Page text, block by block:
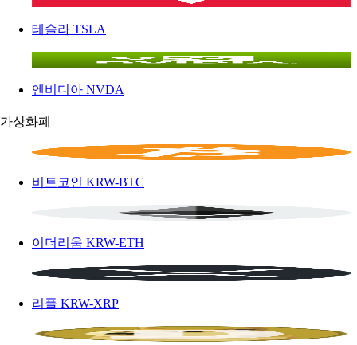
테슬라 TSLA
엔비디아 NVDA
가상화폐
비트코인 KRW-BTC
이더리움 KRW-ETH
리플 KRW-XRP